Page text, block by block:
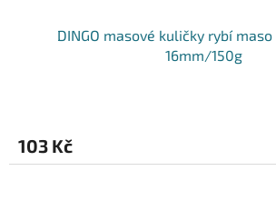
DINGO masové kuličky rybí
16mm/150g
103 Kč